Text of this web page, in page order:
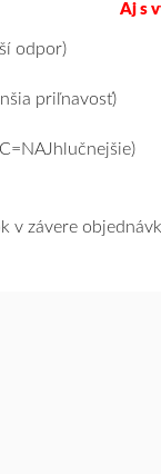
Aj s
odpor)
priľnavosť)
v závere